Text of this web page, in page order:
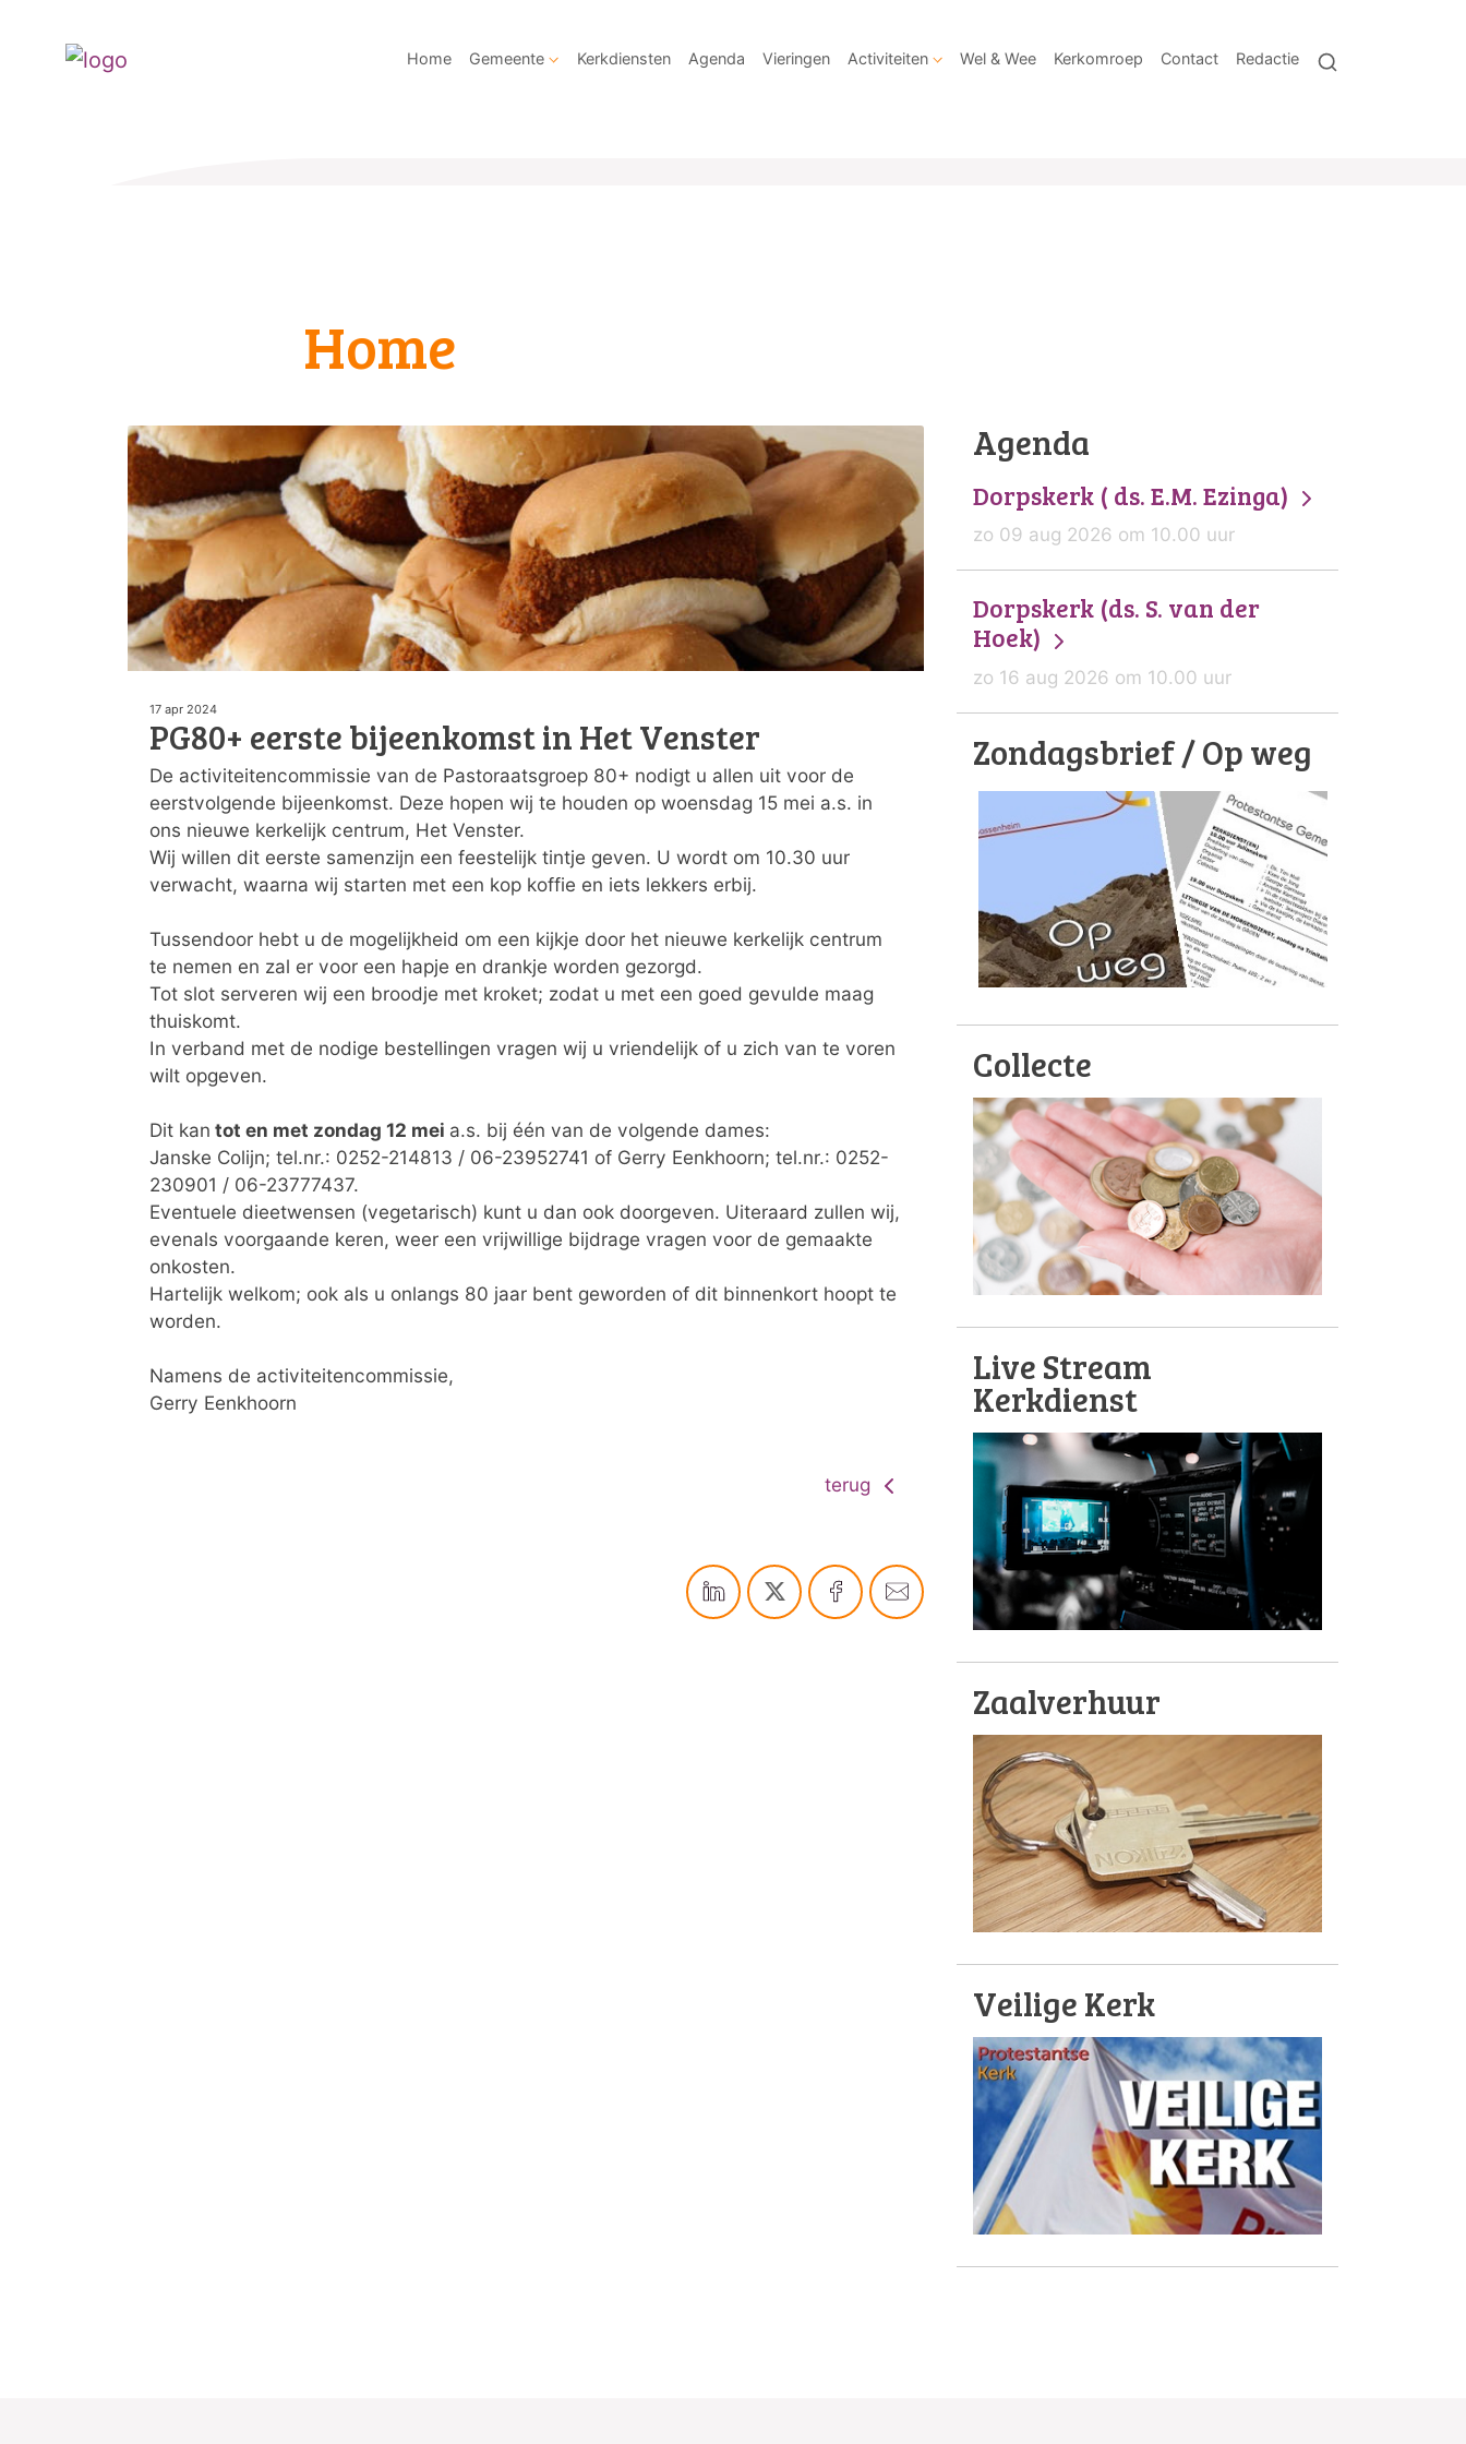
Home Gemeente Kerkdiensten Agenda Vieringen Activiteiten Wel & Wee Kerkomroep Contact Redactie
Home
17 apr 2024
PG80+ eerste bijeenkomst in Het Venster
De activiteitencommissie van de Pastoraatsgroep 80+ nodigt u allen uit voor de
eerstvolgende bijeenkomst. Deze hopen wij te houden op woensdag 15 mei a.s. in
ons nieuwe kerkelijk centrum, Het Venster.
Wij willen dit eerste samenzijn een feestelijk tintje geven. U wordt om 10.30 uur
verwacht, waarna wij starten met een kop koffie en iets lekkers erbij.
Tussendoor hebt u de mogelijkheid om een kijkje door het nieuwe kerkelijk centrum
te nemen en zal er voor een hapje en drankje worden gezorgd.
Tot slot serveren wij een broodje met kroket; zodat u met een goed gevulde maag
thuiskomt.
In verband met de nodige bestellingen vragen wij u vriendelijk of u zich van te voren
wilt opgeven.
Dit kan tot en met zondag 12 mei a.s. bij één van de volgende dames:
Janske Colijn; tel.nr.: 0252-214813 / 06-23952741 of Gerry Eenkhoorn; tel.nr.: 0252-
230901 / 06-23777437.
Eventuele dieetwensen (vegetarisch) kunt u dan ook doorgeven. Uiteraard zullen wij,
evenals voorgaande keren, weer een vrijwillige bijdrage vragen voor de gemaakte
onkosten.
Hartelijk welkom; ook als u onlangs 80 jaar bent geworden of dit binnenkort hoopt te
worden.
Namens de activiteitencommissie,
Gerry Eenkhoorn
terug
Agenda
Dorpskerk ( ds. E.M. Ezinga)
zo 09 aug 2026 om 10.00 uur
Dorpskerk (ds. S. van der
Hoek)
zo 16 aug 2026 om 10.00 uur
Zondagsbrief / Op weg
Collecte
Live Stream
Kerkdienst
Zaalverhuur
Veilige Kerk